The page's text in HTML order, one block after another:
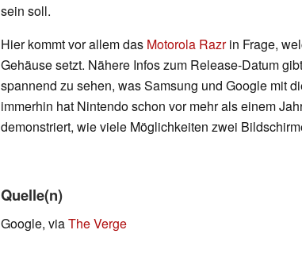
sein soll.
Hier kommt vor allem das Motorola Razrin Frage,
Gehäuse setzt. Nähere Infos zum Release-Datum
spannend zu sehen, was Samsung und Google mit
immerhin hat Nintendo schon vor mehr als einem
demonstriert, wie viele Möglichkeiten zwei
Quelle(n)
Google, viaThe Verge